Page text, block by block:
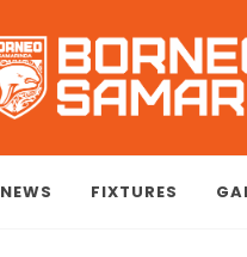
NEWS FIXTURES